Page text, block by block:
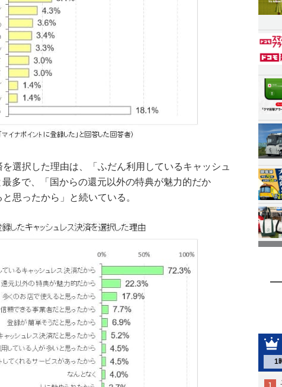
1
選択した理由は、「ふだん利用しているキャッシュ
多で、「国からの還元以外の特典が魅力的だか
思ったから」と続いている。